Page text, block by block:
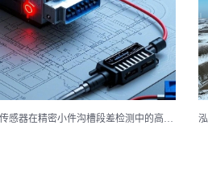
泓川科技激光位移传感器在精密小件沟槽段差检测中的高精度动态扫描方案